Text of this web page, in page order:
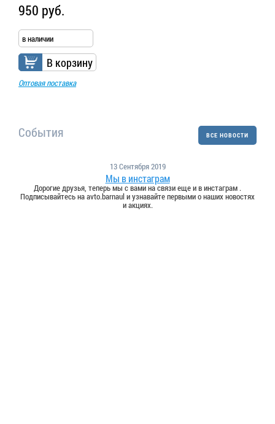
ВСЕ НОВОСТИ
События
13 Сентября 2019
Мы в инстаграм
Дорогие друзья, теперь мы с вами на связи еще и в инстаграм .
Подписывайтесь на avto.barnaul и узнавайте первыми о наших новостях
и акциях.
950 руб.
в наличии
В корзину
Оптовая поставка